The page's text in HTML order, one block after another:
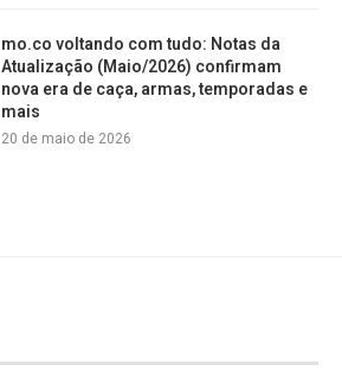
mo.co voltando com tudo: Notas da
Atualização (Maio/2026) confirmam
nova era de caça, armas, temporadas e
mais
20 de maio de 2026